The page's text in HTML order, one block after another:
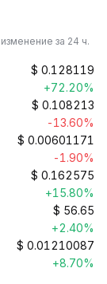
за 24 ч.
$ 0.128119
+72.20%
$ 0.108213
-13.60%
$ 0.00601171
-1.90%
$ 0.162575
+15.80%
$ 56.65
+2.40%
$ 0.01210087
+8.70%